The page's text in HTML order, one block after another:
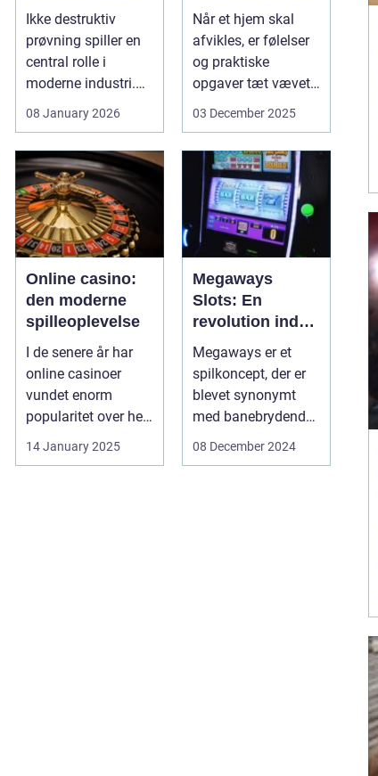
kvalitet og
sikkerhed er
afgørende
Ikke destruktiv
prøvning spiller en
central rolle i
moderne industri.
Når svejsninger,
trykbærende u...
08 January 2026
proces og
respekt for boet
Når et hjem skal
afvikles, er følelser
og praktiske
opgaver tæt vævet
samme...
03 December 2025
Online casino:
den moderne
spilleoplevelse
I de senere år har
online casinoer
vundet enorm
popularitet over hele
verden. Med den
teknolog...
14 January 2025
Megaways
Slots: En
revolution inden
for online
spilleautomater
Megaways er et
spilkoncept, der er
blevet synonymt
med banebrydende
innovation inden for
08 December 2024